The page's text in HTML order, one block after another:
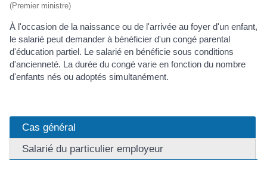
(Premier ministre)
À l'occasion de la naissance ou de l'arrivée au foyer d'un enfant,
le salarié peut demander à bénéficier d'un congé parental
d'éducation partiel. Le salarié en bénéficie sous conditions
d'ancienneté. La durée du congé varie en fonction du nombre
d'enfants nés ou adoptés simultanément.
Cas général
Salarié du particulier employeur